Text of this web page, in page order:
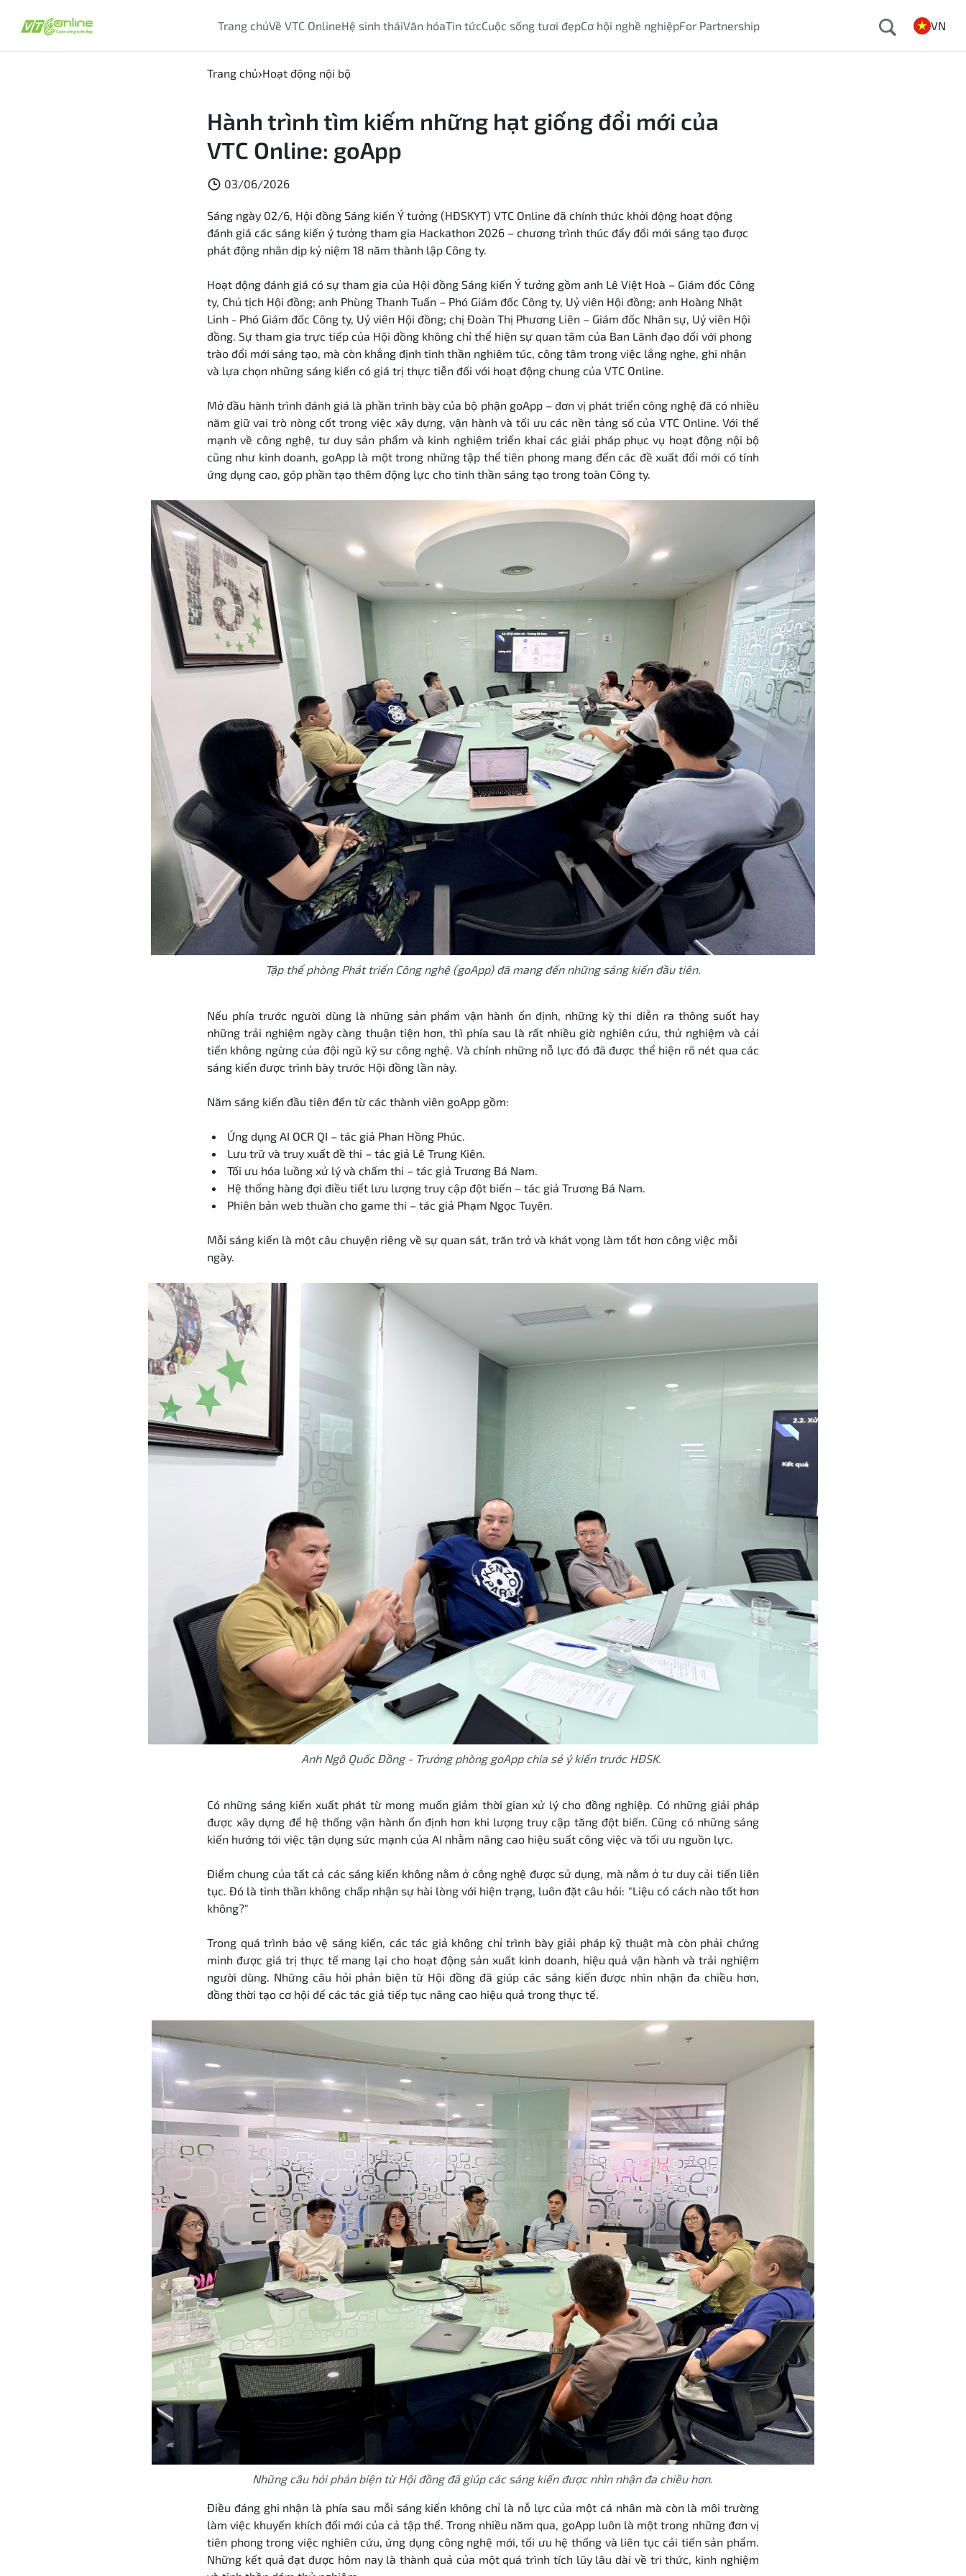
Trang chủVề VTC OnlineHệ sinh tháiVăn hóaTin tứcCuộc sống tươi đẹpCơ hội nghề nghiệpFor Partnership VN
Trang chủ Hoạt động nội bộ
Hành trình tìm kiếm những hạt giống đổi mới của
VTC Online: goApp
03/06/2026
Sáng ngày 02/6, Hội đồng Sáng kiến Ý tưởng (HĐSKYT) VTC Online đã chính thức khởi động hoạt động
đánh giá các sáng kiến ý tưởng tham gia Hackathon 2026 – chương trình thúc đẩy đổi mới sáng tạo được
phát động nhân dịp kỷ niệm 18 năm thành lập Công ty.
Hoạt động đánh giá có sự tham gia của Hội đồng Sáng kiến Ý tưởng gồm anh Lê Việt Hoà – Giám đốc Công
ty, Chủ tịch Hội đồng; anh Phùng Thanh Tuấn – Phó Giám đốc Công ty, Uỷ viên Hội đồng; anh Hoàng Nhật
Linh - Phó Giám đốc Công ty, Uỷ viên Hội đồng; chị Đoàn Thị Phương Liên – Giám đốc Nhân sự, Uỷ viên Hội
đồng. Sự tham gia trực tiếp của Hội đồng không chỉ thể hiện sự quan tâm của Ban Lãnh đạo đối với phong
trào đổi mới sáng tạo, mà còn khẳng định tinh thần nghiêm túc, công tâm trong việc lắng nghe, ghi nhận
và lựa chọn những sáng kiến có giá trị thực tiễn đối với hoạt động chung của VTC Online.
Mở đầu hành trình đánh giá là phần trình bày của bộ phận goApp – đơn vị phát triển công nghệ đã có nhiều
năm giữ vai trò nòng cốt trong việc xây dựng, vận hành và tối ưu các nền tảng số của VTC Online. Với thế
mạnh về công nghệ, tư duy sản phẩm và kinh nghiệm triển khai các giải pháp phục vụ hoạt động nội bộ
cũng như kinh doanh, goApp là một trong những tập thể tiên phong mang đến các đề xuất đổi mới có tính
ứng dụng cao, góp phần tạo thêm động lực cho tinh thần sáng tạo trong toàn Công ty.
Tập thể phòng Phát triển Công nghệ (goApp) đã mang đến những sáng kiến đầu tiên.
Nếu phía trước người dùng là những sản phẩm vận hành ổn định, những kỳ thi diễn ra thông suốt hay
những trải nghiệm ngày càng thuận tiện hơn, thì phía sau là rất nhiều giờ nghiên cứu, thử nghiệm và cải
tiến không ngừng của đội ngũ kỹ sư công nghệ. Và chính những nỗ lực đó đã được thể hiện rõ nét qua các
sáng kiến được trình bày trước Hội đồng lần này.
Năm sáng kiến đầu tiên đến từ các thành viên goApp gồm:
Ứng dụng AI OCR QI – tác giả Phan Hồng Phúc.
Lưu trữ và truy xuất đề thi – tác giả Lê Trung Kiên.
Tối ưu hóa luồng xử lý và chấm thi – tác giả Trương Bá Nam.
Hệ thống hàng đợi điều tiết lưu lượng truy cập đột biến – tác giả Trương Bá Nam.
Phiên bản web thuần cho game thi – tác giả Phạm Ngọc Tuyên.
Mỗi sáng kiến là một câu chuyện riêng về sự quan sát, trăn trở và khát vọng làm tốt hơn công việc mỗi
ngày.
Anh Ngô Quốc Đồng - Trưởng phòng goApp chia sẻ ý kiến trước HĐSK.
Có những sángkiến xuất phát từ mong muốn giảm thời gian xử lý cho đồng nghiệp. Có những giải pháp
được xây dựng để hệ thống vận hành ổn định hơn khi lượng truy cập tăng đột biến. Cũng có những sáng
kiến hướng tới việc tận dụng sức mạnh của AI nhằm nâng cao hiệu suất công việc và tối ưu nguồn lực.
Điểm chung của tất cả các sáng kiến không nằm ở công nghệ được sử dụng, mà nằm ở tư duy cải tiến liên
tục. Đó là tinh thần không chấp nhận sự hài lòng với hiện trạng, luôn đặt câu hỏi: "Liệu có cách nào tốt hơn
không?"
Trong quá trình bảo vệ sáng kiến, các tác giả không chỉ trình bày giải pháp kỹ thuật mà còn phải chứng
minh được giá trị thực tế mang lại cho hoạt động sản xuất kinh doanh, hiệu quả vận hành và trải nghiệm
người dùng. Những câu hỏi phản biện từ Hội đồng đã giúp các sáng kiến được nhìn nhận đa chiều hơn,
đồng thời tạo cơ hội để các tác giả tiếp tục nâng cao hiệu quả trong thực tế.
Những câu hỏi phản biện từ Hội đồng đã giúp các sáng kiến được nhìn nhận đa chiều hơn.
Điều đáng ghi nhận là phía sau mỗi sáng kiến không chỉ là nỗ lực của một cá nhân mà còn là môi trường
làm việc khuyến khích đổi mới của cả tập thể. Trong nhiều năm qua, goApp luôn là một trong những đơn vị
tiên phong trong việc nghiên cứu, ứng dụng công nghệ mới, tối ưu hệ thống và liên tục cải tiến sản phẩm.
Những kết quả đạt được hôm nay là thành quả của một quá trình tích lũy lâu dài về tri thức, kinh nghiệm